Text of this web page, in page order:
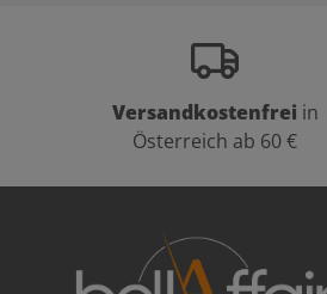
Versandkostenfrei in
Österreich ab 60 €